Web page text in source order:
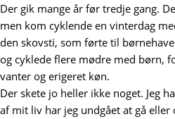
Der gik mange år før tredje gang.
men kom cyklende en vinterdag
den skovsti, som førte til
og cyklede flere mødre med børn,
vanter og erigeret køn.
Der skete jo heller ikke noget. Jeg
af mit liv har jeg undgået at gå eller